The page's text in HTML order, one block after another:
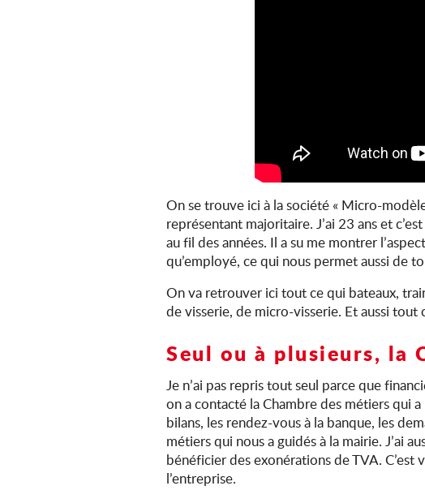
On se trouve ici à la société « Micro-
représentant majoritaire. J’ai 23 ans et
au fil des années. Il a su me montrer
qu’employé, ce qui nous permet aussi de
On va retrouver ici tout ce qui bateaux,
de visserie, de micro-visserie. Et aussi
Seul ou à plusieurs, la
Je n’ai pas repris tout seul parce que
on a contacté la Chambre des métiers qui
bilans, les rendez-vous à la banque, les
métiers qui nous a guidés à la mairie. J’ai
bénéficier des exonérations de TVA.
l’entreprise.